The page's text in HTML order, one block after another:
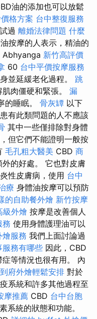
油的添加也可以放鬆
格方案 台中整復服務
過 離婚法律問題 什麼
按摩的人表示，精油的
Abhyanga 新竹高評價
60 台中平價按摩服務
並延緩老化過程。 跳
肉僵硬和緊張。 漏
的睡眠。 骨灰罈 以下
有此類問題的人不應該
其中一些僅排除對身體
但它們不能證明一般按
毛孔粗大醫美 CBD 商
的好處。 它也對皮膚
性皮膚病，使用 台中
療 身體油按摩可以預防
的自助餐外燴 新竹按摩
級外燴 按摩是改善個人
務 使用身體護理油可以
燴服務 我們上面討論過
服務有哪些 因此，CBD
等情況也很有用。 內
到府外燴輕鬆安排 對於
系統和許多其他過程至
摩推薦 CBD 台中台胞
系統的狀態和功能。